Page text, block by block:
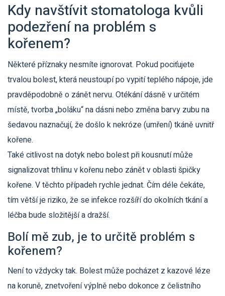
Kdy navštívit stomatologa kvůli
podezření na problém s
kořenem?
Některé příznaky nesmíte ignorovat. Pokud pociťujete
trvalou bolest, která neustoupí po vypití teplého nápoje, jde
pravděpodobně o zánět nervu. Otékání dásně v určitém
místě, tvorba „boláku“ na dásni nebo změna barvy zubu na
šedavou naznačují, že došlo k nekróze (umření) tkáně uvnitř
kořene.
Také citlivost na dotyk nebo bolest při kousnutí může
signalizovat trhlinu v kořenu nebo zánět v oblasti špičky
kořene. V těchto případeh rychle jednat. Čím déle čekáte,
tím větší je riziko, že se infekce rozšíří do okolních tkání a
léčba bude složitější a dražší.
Bolí mě zub, je to určitě problém s
kořenem?
Není to vždycky tak. Bolest může pocházet z kazové léze
na koruně, znetvoření výplně nebo dokonce z čelistního